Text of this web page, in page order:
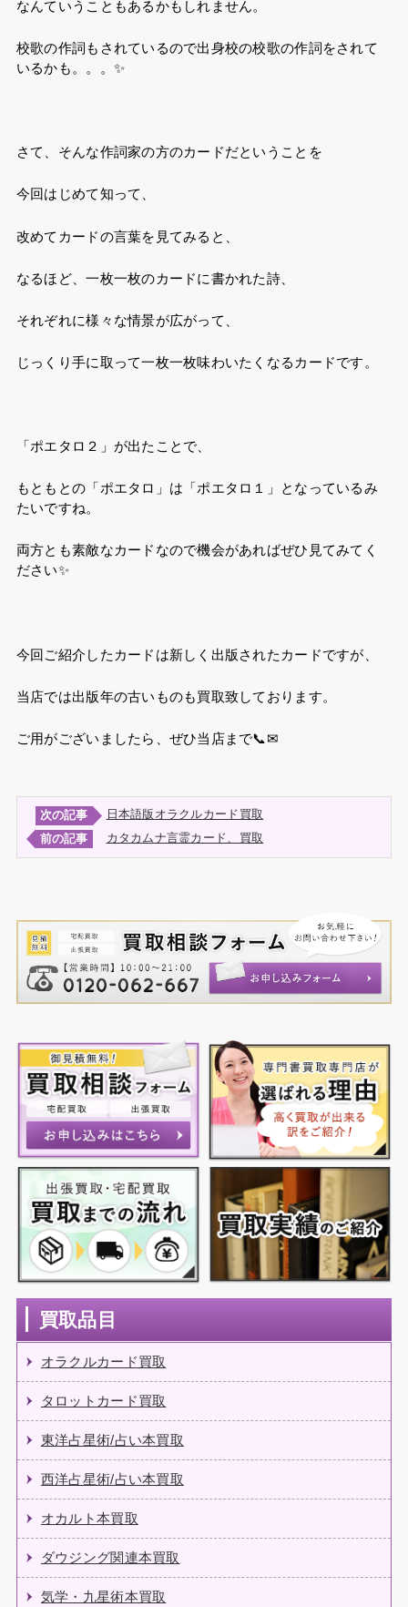
なんていうこともあるかもしれません。
校歌の作詞もされているので出身校の校歌の作詞をされて
いるかも。。。✨
さて、そんな作詞家の方のカードだということを
今回はじめて知って、
改めてカードの言葉を見てみると、
なるほど、一枚一枚のカードに書かれた詩、
それぞれに様々な情景が広がって、
じっくり手に取って一枚一枚味わいたくなるカードです。
「ポエタロ２」が出たことで、
もともとの「ポエタロ」は「ポエタロ１」となっているみ
たいですね。
両方とも素敵なカードなので機会があればぜひ見てみてく
ださい✨
今回ご紹介したカードは新しく出版されたカードですが、
当店では出版年の古いものも買取致しております。
ご用がございましたら、ぜひ当店まで📞✉
次の記事
日本語版オラクルカード買取
前の記事
カタカムナ言霊カード、買取
買取品目
オラクルカード買取
タロットカード買取
東洋占星術/占い本買取
西洋占星術/占い本買取
オカルト本買取
ダウジング関連本買取
気学・九星術本買取